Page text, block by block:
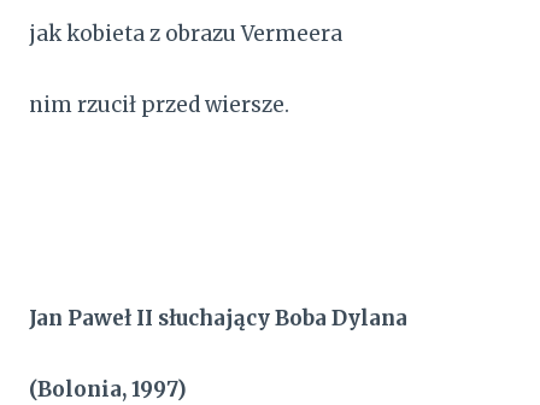
jak kobieta z obrazu Vermeera
nim rzucił przed wiersze.
Jan Paweł II słuchający Boba Dylana
(Bolonia, 1997)